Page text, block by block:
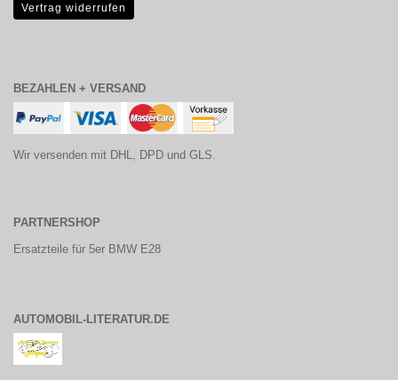
Vertrag widerrufen
BEZAHLEN + VERSAND
Wir versenden mit DHL, DPD und GLS.
PARTNERSHOP
Ersatzteile für 5er BMW E28
AUTOMOBIL-LITERATUR.DE